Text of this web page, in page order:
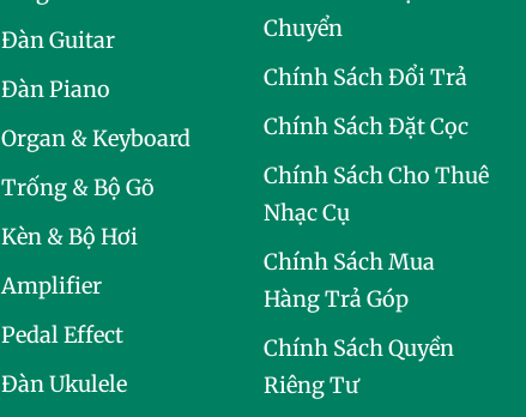
Đàn Guitar
Đàn Piano
Organ & Keyboard
Trống & Bộ Gõ
Kèn & Bộ Hơi
Amplifier
Pedal Effect
Đàn Ukulele
Chuyển
Chính Sách Đổi Trả
Chính Sách Đặt Cọc
Chính Sách Cho Thuê
Nhạc Cụ
Chính Sách Mua
Hàng Trả Góp
Chính Sách Quyền
Riêng Tư